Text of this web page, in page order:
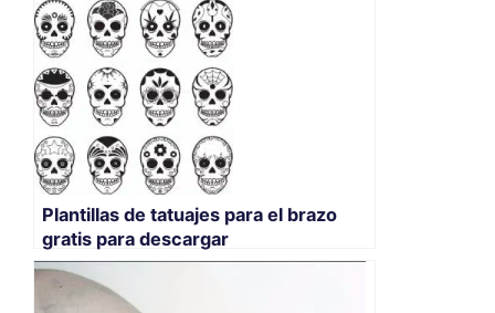
Plantillas de tatuajes para el brazo
gratis para descargar